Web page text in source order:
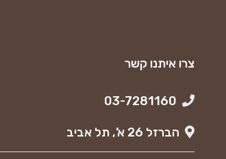
צרו איתנו קשר
הברזל 26 א’, תל אביב